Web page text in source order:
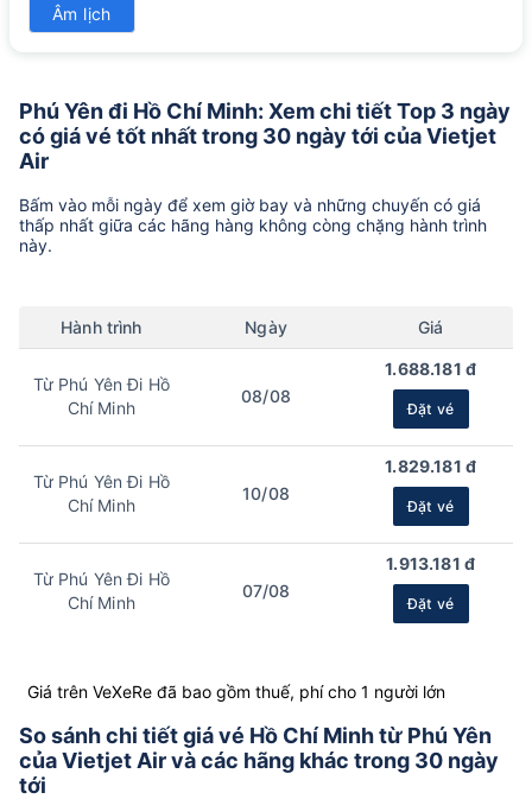
Âm lịch
Phú Yên đi Hồ Chí Minh: Xem chi tiết Top 3 ngày
có giá vé tốt nhất trong 30 ngày tới của Vietjet
Air
Bấm vào mỗi ngày để xem giờ bay và những chuyến có giá
thấp nhất giữa các hãng hàng không còng chặng hành trình
này.
Hành trình Ngày Giá
Từ Phú Yên Đi Hồ
Chí Minh
08/08
1.688.181 đ
Đặt vé
Từ Phú Yên Đi Hồ
Chí Minh
10/08
1.829.181 đ
Đặt vé
Từ Phú Yên Đi Hồ
Chí Minh
07/08
1.913.181 đ
Đặt vé
Giá trên VeXeRe đã bao gồm thuế, phí cho 1 người lớn
So sánh chi tiết giá vé Hồ Chí Minh từ Phú Yên
của Vietjet Air và các hãng khác trong 30 ngày
tới